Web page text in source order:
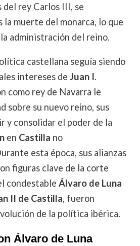
rey Carlos III, se
muerte del monarca, lo que
administración del reino.
castellana seguía siendo
intereses de Juan I.
como rey de Navarra le
sobre su nuevo reino, sus
y consolidar el poder de la
en Castilla no
esta época, sus alianzas
figuras clave de la corte
condestable Álvaro de Luna
II de Castilla, fueron
de la política ibérica.
Álvaro de Luna